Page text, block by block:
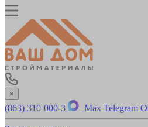
×
(863) 310-000-3 Max Telegram